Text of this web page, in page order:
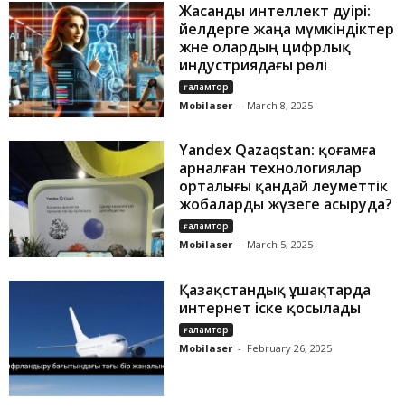
Жасанды интеллект дәуірі:
әйелдерге жаңа мүмкіндіктер
және олардың цифрлық
индустриядағы рөлі
ғаламтор
Mobilaser - March 8, 2025
Yandex Qazaqstan: қоғамға
арналған технологиялар
орталығы қандай әлеуметтік
жобаларды жүзеге асыруда?
ғаламтор
Mobilaser - March 5, 2025
Қазақстандық ұшақтарда
интернет іске қосылады
ғаламтор
Mobilaser - February 26, 2025